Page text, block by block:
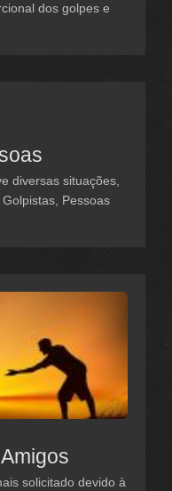
dos golpes e
diversas situações,
Pessoas
solicitado devido à